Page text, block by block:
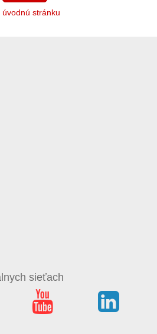
úvodnú stránku
sieťach